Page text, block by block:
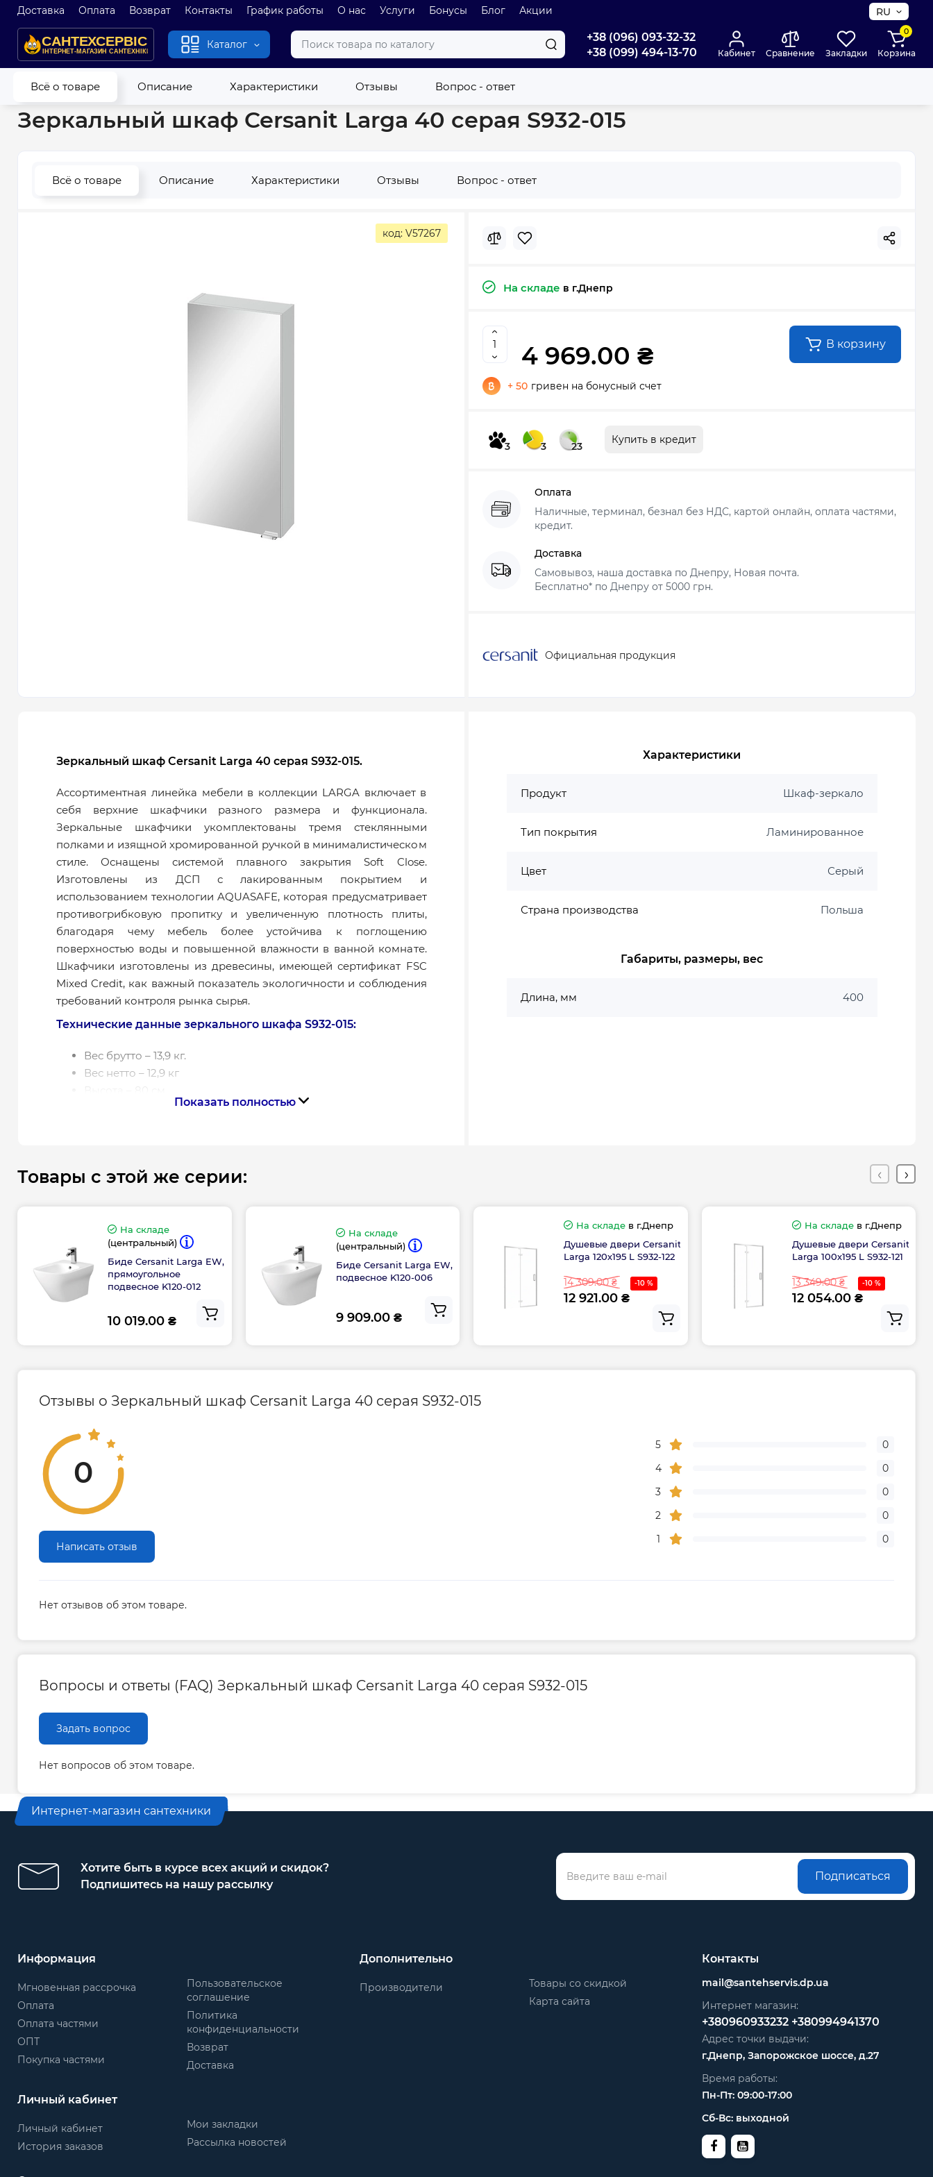
Доставка Оплата Возврат Контакты График работы О нас Услуги Бонусы Блог Акции RU
Каталог
+38 (096) 093-32-32
+38 (099) 494-13-70
Кабинет Сравнение Закладки
0
Корзина
Всё о товаре Описание Характеристики Отзывы Вопрос - ответ
Главная Мебель и зеркала для ванной Зеркало-шкаф для ванных комнат Зеркальный шкаф Cersanit Larga 40 серая S932-015
Зеркальный шкаф Cersanit Larga 40 серая S932-015
Всё о товаре Описание Характеристики Отзывы Вопрос - ответ
код: V57267
На складе в г.Днепр
4 969.00 ₴ В корзину
+ 50 гривен на бонусный счет
3 3 23
Купить в кредит
Оплата
Наличные, терминал, безнал без НДС, картой онлайн, оплата частями,
кредит.
Доставка
Самовывоз, наша доставка по Днепру, Новая почта.
Бесплатно* по Днепру от 5000 грн.
Официальная продукция
Зеркальный шкаф Cersanit Larga 40 серая S932-015.
Ассортиментная линейка мебели в коллекции LARGA включает в
себя верхние шкафчики разного размера и функционала.
Зеркальные шкафчики укомплектованы тремя стеклянными
полками и изящной хромированной ручкой в минималистическом
стиле. Оснащены системой плавного закрытия Soft Close.
Изготовлены из ДСП с лакированным покрытием и
использованием технологии AQUASAFE, которая предусматривает
противогрибковую пропитку и увеличенную плотность плиты,
благодаря чему мебель более устойчива к поглощению
поверхностью воды и повышенной влажности в ванной комнате.
Шкафчики изготовлены из древесины, имеющей сертификат FSC
Mixed Credit, как важный показатель экологичности и соблюдения
требований контроля рынка сырья.
Технические данные зеркального шкафа S932-015:
Вес брутто – 13,9 кг.
Вес нетто – 12,9 кг
Материал фасада – зеркало/ДСП
закрывания Soft Close
Тип открытия – дверца
Тип шкафчика – навесной
Установка дверцы – универсальная
Ширина – 40 см
Гарантия на шкаф Cersanit Larga:
Показать полностью
Характеристики
Продукт Шкаф-зеркало
Тип покрытия Ламинированное
Цвет Серый
Страна производства Польша
Габариты, размеры, вес
Длина, мм 400
Товары с этой же серии:
На складе
(центральный)
Биде Cersanit Larga EW,
прямоугольное
подвесное K120-012
10 019.00 ₴
На складе
(центральный)
Биде Cersanit Larga EW,
подвесное K120-006
9 909.00 ₴
На складе в г.Днепр
Душевые двери Cersanit
Larga 120х195 L S932-122
14 309.00 ₴ -10 %
12 921.00 ₴
На складев г.Днепр
Душевые двери Cersanit
Larga 100х195 L S932-121
13 349.00 ₴ -10 %
12 054.00 ₴
Отзывы о Зеркальный шкаф Cersanit Larga 40 серая S932-015
0
Написать отзыв
5
0
4
0
3
0
2
0
1
0
Нет отзывов об этом товаре.
Вопросы и ответы (FAQ) Зеркальный шкаф Cersanit Larga 40 серая S932-015
Задать вопрос
Нет вопросов об этом товаре.
Интернет-магазин сантехники
Хотите быть в курсе всех акций и скидок?
Подпишитесь на нашу рассылку
Подписаться
Информация
Мгновенная рассрочка
Оплата
Оплата частями
ОПТ
Покупка частями
Пользовательское
соглашение
Политика
конфиденциальности
Возврат
Доставка
Дополнительно
Производители
Товары со скидкой
Карта сайта
Личный кабинет
Личный кабинет
История заказов
Мои закладки
Рассылка новостей
Контакты
mail@santehservis.dp.ua
Интернет магазин:
+380960933232 +380994941370
Адрес точки выдачи:
г.Днепр, Запорожское шоссе, д.27
Время работы:
Пн-Пт: 09:00-17:00
Сб-Вс: выходной